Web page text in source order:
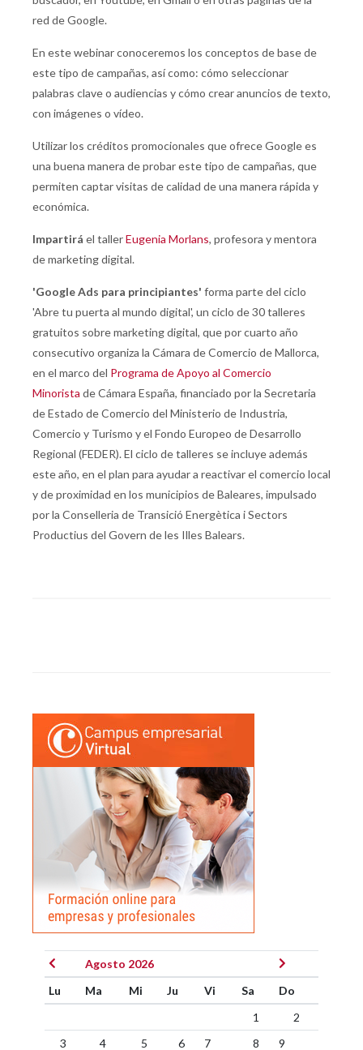
red de Google.
En este webinar conoceremos los conceptos de base de
este tipo de campañas, así como: cómo seleccionar
palabras clave o audiencias y cómo crear anuncios de texto,
con imágenes o vídeo.
Utilizar los créditos promocionales que ofrece Google es
una buena manera de probar este tipo de campañas, que
permiten captar visitas de calidad de una manera rápida y
económica.
Impartirá el tallerEugenia Morlans, profesora y mentora
de marketing digital.
'Google Ads para principiantes' forma parte del ciclo
'Abre tu puerta al mundo digital', un ciclo de 30 talleres
gratuitos sobre marketing digital, que por cuarto año
consecutivo organiza la Cámara de Comercio de Mallorca,
en el marco del Programa de Apoyo al Comercio
Minorista de Cámara España, financiado por la Secretaria
de Estado de Comercio del Ministerio de Industria,
Comercio y Turismo y el Fondo Europeo de Desarrollo
Regional (FEDER). El ciclo de talleres se incluye además
este año, en el plan para ayudar a reactivar el comercio local
y de proximidad en los municipios de Baleares, impulsado
por la Conselleria de Transició Energètica i Sectors
Productius del Govern de les Illes Balears.
Agosto 2026
Lu
Ma Mi Ju Vi Sa
Do
1
2
3
4 5 6 7 8 9